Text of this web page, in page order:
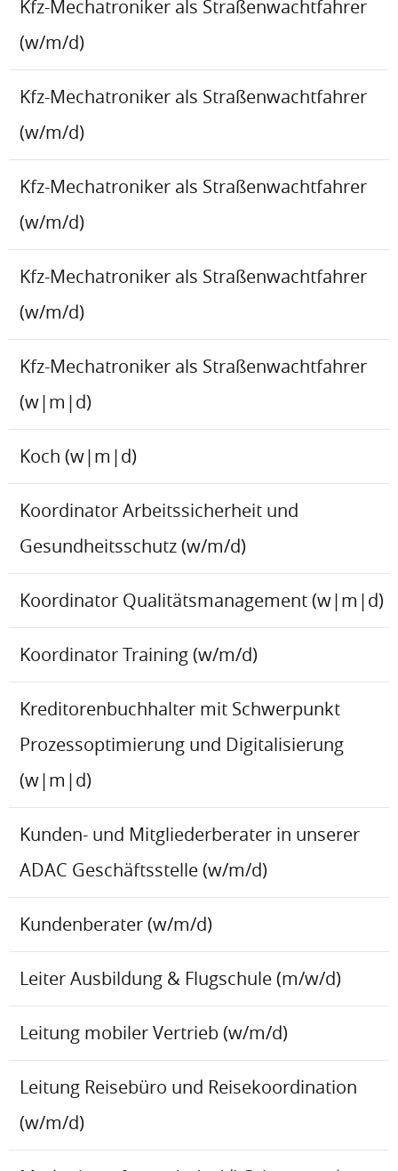
Kfz-Mechatroniker als Straßenwachtfahrer
(w/m/d)
Kfz-Mechatroniker als Straßenwachtfahrer
(w/m/d)
Kfz-Mechatroniker als Straßenwachtfahrer
(w/m/d)
Kfz-Mechatroniker als Straßenwachtfahrer
(w/m/d)
Kfz-Mechatroniker als Straßenwachtfahrer
(w|m|d)
Koch (w|m|d)
Koordinator Arbeitssicherheit und
Gesundheitsschutz (w/m/d)
Koordinator Qualitätsmanagement (w|m|d)
Koordinator Training (w/m/d)
Kreditorenbuchhalter mit Schwerpunkt
Prozessoptimierung und Digitalisierung
(w|m|d)
Kunden- und Mitgliederberater in unserer
ADAC Geschäftsstelle (w/m/d)
Kundenberater (w/m/d)
Leiter Ausbildung & Flugschule (m/w/d)
Leitung mobiler Vertrieb (w/m/d)
Leitung Reisebüro und Reisekoordination
(w/m/d)